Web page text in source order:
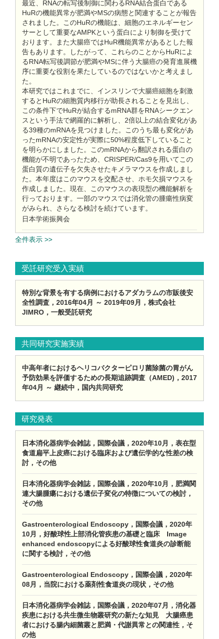
最近、RNAの転写後制御に関わるRNA結合蛋白である
HuRの機能異常が肥満やMSの病態と関連することが報告
されました。このHuRの機能は、細胞のエネルギーセン
サーとして重要なAMPKという蛋白により制御を受けて
おります。また大腸癌ではHuR機能異常があるとした報
告もあります。したがって、これらのことからHuRによ
るRNA転写後調節が肥満やMSに伴う大腸癌の発育進展機
序に重要な役割を果たしているのではないかと考えまし
た。
本研究ではこれまでに、インスリンで大腸癌細胞を刺激
するとHuRの細胞質内移行が助長されることを見出し、
この条件下でHuRが結合するmRNA群をRNAシークエン
スという手法で網羅的に解析し、2倍以上の結合変化があ
る39種のmRNAを見つけました。このうち最も変化があ
ったmRNAの安定性が実際に50%程度低下していること
を明らかにしました。このmRNAから翻訳される蛋白の
機能が不明であったため、CRISPER/Cas9を用いてこの
蛋白質の遺伝子を欠失させたキメラマウスを作成しまし
た。本年度はこのマウスを交配させ、ホモ欠損マウスを
作成しました。現在、このマウスの表現型の機能解析を
行っております。一部のマウスでは消化管の腫瘍性病変
がみられ、さらなる検討を続けています。
日本学術振興会
全件表示 >>
受託研究受入実績
特別な背景を有する病例におけるアダカラムの市販後安
全性調査，2016年04月 ～ 2019年09月，株式会社
JIMRO，一般受託研究
共同研究実施実績
中高年者におけるヘリコバクターピロリ菌除菌の胃がん
予防効果を評価するための長期追跡調査（AMED)，2017
年04月 ～ 継続中，国内共同研究
研究発表
日本消化器病学会雑誌，国際会議，2020年10月，表在型
食道扁平上皮癌における臨床および遺伝学的な性差の検
討，その他
日本消化器病学会雑誌，国際会議，2020年10月，肥満関
連大腸腫瘍における遺伝子変化の特徴についての検討，
その他
Gastroenterological Endoscopy，国際会議，2020年
10月，好酸球性上部消化管疾患の基礎と臨床 Image
enhanced endoscopyによる好酸球性食道炎の診断能
に関する検討，その他
Gastroenterological Endoscopy，国際会議，2020年
08月，当院における薬剤性食道炎の現状，その他
日本消化器病学会雑誌，国際会議，2020年07月，消化器
疾患における共生微生物叢研究の新たな知見 大腸癌患
者における腸内細菌叢と肥満・代謝異常との関連性，そ
の他